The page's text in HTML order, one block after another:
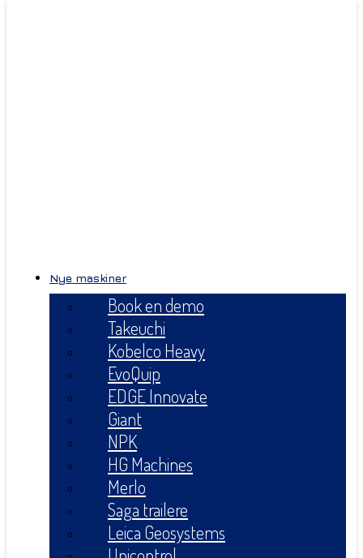
Nye maskiner
Book en demo
Takeuchi
Kobelco Heavy
EvoQuip
EDGE Innovate
Giant
NPK
HG Machines
Merlo
Saga trailere
Leica Geosystems